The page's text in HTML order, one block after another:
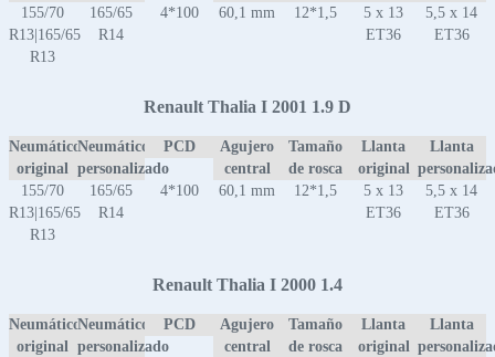
155/70
R13|165/65
R13
165/65
R14
4*100 60,1 mm 12*1,5
5 x 13
ET36
5,5 x 14
ET36
Renault Thalia I 2001 1.9 D
Neumático
original
Neumático
personalizado
PCD
Agujero
central
Tamaño
de rosca
Llanta
original
Llanta
155/70
R13|165/65
R13
165/65
R14
4*100 60,1 mm 12*1,5
5 x 13
ET36
5,5 x 14
ET36
Renault Thalia I 2000 1.4
Neumático
original
Neumático
personalizado
PCD
Agujero
central
Tamaño
de rosca
Llanta
original
Llanta